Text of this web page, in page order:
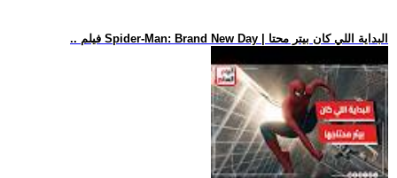
.. فيلم Spider-Man: Brand New Day | البداية اللي كان بيتر محتا